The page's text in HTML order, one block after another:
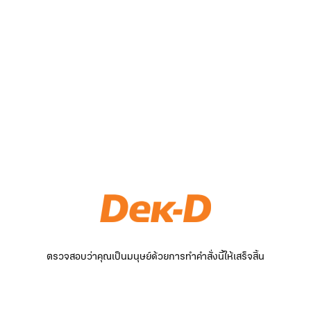
ตรวจสอบว่าคุณเป็นมนุษย์ด้วยการทำคำสั่งนี้ให้เสร็จสิ้น